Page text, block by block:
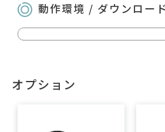
動作環境 / ダウンロー
オプション